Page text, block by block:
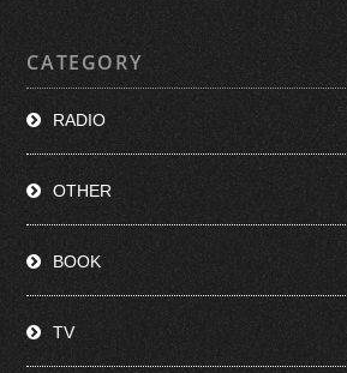
CATEGORY
RADIO
OTHER
BOOK
TV